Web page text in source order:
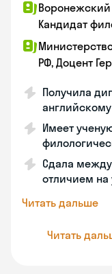
Воронежский
Кандидат
РФ, Доцент
Получила
Имеет
Сдала
отличием на
Читать дальше
Читать